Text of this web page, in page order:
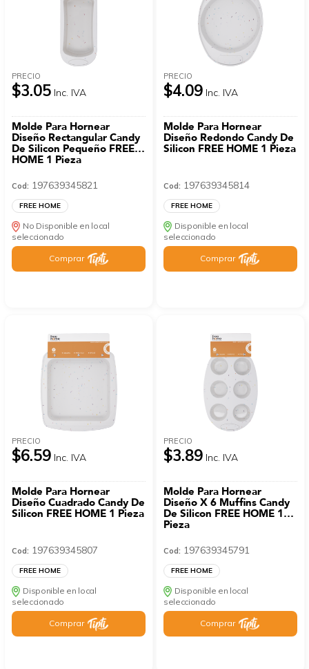
PRECIO
$3.05 Inc. IVA
Molde Para Hornear
Diseño Rectangular Candy
De Silicon Pequeño FREE
HOME 1 Pieza
Cod: 197639345821
FREE HOME
No Disponible en local
seleccionado
Comprar
PRECIO
$4.09 Inc. IVA
Molde Para Hornear
Diseño Redondo Candy De
Silicon FREE HOME 1 Pieza
Cod: 197639345814
FREE HOME
Disponible en local
seleccionado
Comprar
PRECIO
$6.59 Inc. IVA
Molde Para Hornear
Diseño Cuadrado Candy De
Silicon FREE HOME 1 Pieza
Cod: 197639345807
FREE HOME
Disponible en local
seleccionado
Comprar
PRECIO
$3.89 Inc. IVA
Molde Para Hornear
Diseño X 6 Muffins Candy
De Silicon FREE HOME 1
Pieza
Cod: 197639345791
FREE HOME
Disponible en local
seleccionado
Comprar